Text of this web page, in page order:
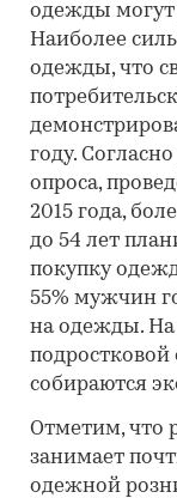
одежды могут
Наиболее
одежды, что
году.
опроса,
2015 года,
до 54 лет
покупку
55% мужчин
на одежды. На
подростковой
собираются
Отметим, что
занимает
одежной